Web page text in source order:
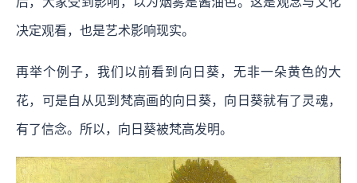
决定观看，也是艺术影响现实。
再举个例子，我们以前看到向日葵，无非一朵黄色的大
花，可是自从见到梵高画的向日葵，向日葵就有了灵魂，
有了信念。所以，向日葵被梵高发明。